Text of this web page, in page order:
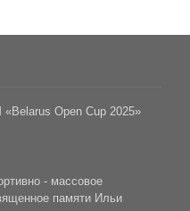
Open Cup 2025»
- массовое
памяти Ильи